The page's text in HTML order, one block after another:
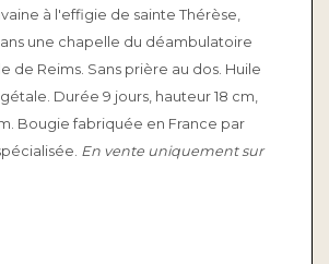
à l'effigie de sainte Thérèse,
une chapelle du déambulatoire
de Reims. Sans prière au dos. Huile
Durée 9 jours, hauteur 18 cm,
Bougie fabriquée en France par
En vente uniquement sur